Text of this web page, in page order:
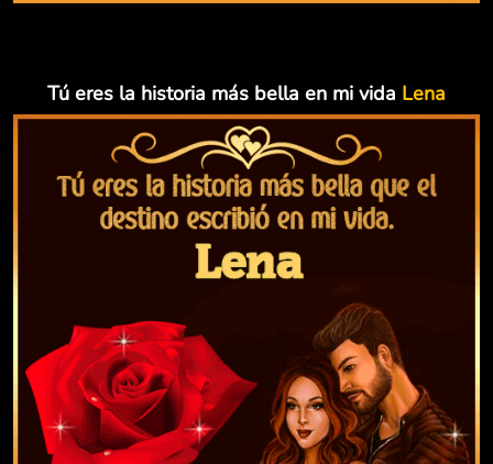
Tú eres la historia más bella en mi vida Lena